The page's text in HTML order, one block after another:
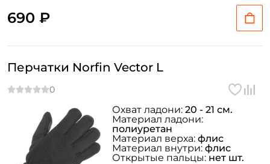
690 ₽
Перчатки Norfin Vector L
Охват ладони: 20 - 21 см.
Материал ладони:
полиуретан
Материал верха: флис
Материал внутри: флис
Открытые пальцы: нет шт.